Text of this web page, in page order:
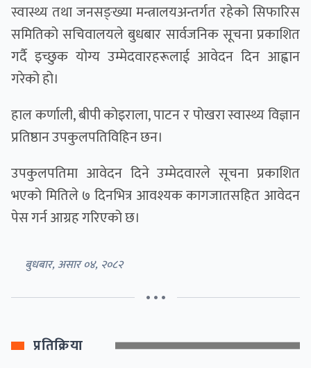
स्वास्थ्य तथा जनसङ्ख्या मन्त्रालयअन्तर्गत रहेको सिफारिस
समितिको सचिवालयले बुधबार सार्वजनिक सूचना प्रकाशित
गर्दै इच्छुक योग्य उम्मेदवारहरूलाई आवेदन दिन आह्वान
गरेको हो।
हाल कर्णाली, बीपी कोइराला, पाटन र पोखरा स्वास्थ्य विज्ञान
प्रतिष्ठान उपकुलपतिविहिन छन।
उपकुलपतिमा आवेदन दिने उम्मेदवारले सूचना प्रकाशित
भएको मितिले ७ दिनभित्र आवश्यक कागजातसहित आवेदन
पेस गर्न आग्रह गरिएको छ।
बुधबार, असार ०४, २०८२
• • •
प्रतिक्रिया